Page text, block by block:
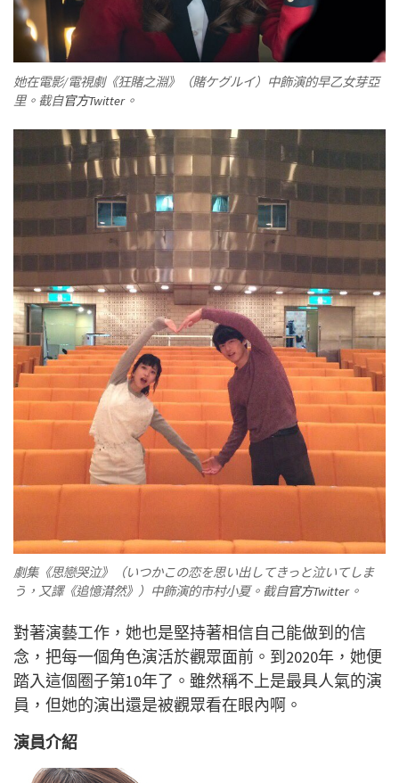
她在電影/電視劇《狂賭之淵》（賭ケグルイ）中飾演的早乙女芽亞
里。截自官方Twitter。
劇集《思戀哭泣》（いつかこの恋を思い出してきっと泣いてしま
う，又譯《追憶潸然》）中飾演的市村小夏。截自官方Twitter。
對著演藝工作，她也是堅持著相信自己能做到的信
念，把每一個角色演活於觀眾面前。到2020年，她便
踏入這個圈子第10年了。雖然稱不上是最具人氣的演
員，但她的演出還是被觀眾看在眼內啊。
演員介紹